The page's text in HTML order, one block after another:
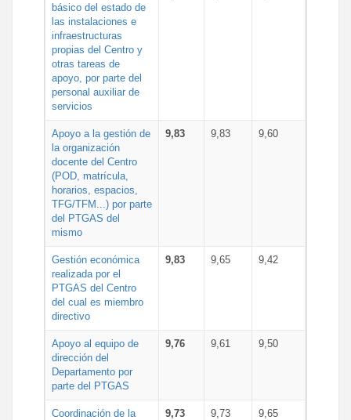
básico del estado de
las instalaciones e
infraestructuras
propias del Centro y
otras tareas de
apoyo, por parte del
personal auxiliar de
servicios
Apoyo a la gestión de
la organización
docente del Centro
(POD, matrícula,
horarios, espacios,
TFG/TFM...) por parte
del PTGAS del
mismo
9,83 9,83 9,60
Gestión económica
realizada por el
PTGAS del Centro
del cual es miembro
directivo
9,83 9,65 9,42
Apoyo al equipo de
dirección del
Departamento por
parte del PTGAS
9,76 9,61 9,50
Coordinación de la
9,73 9,73 9,65